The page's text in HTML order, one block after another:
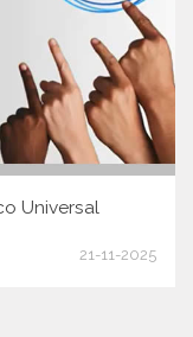
Universal
21-11-2025